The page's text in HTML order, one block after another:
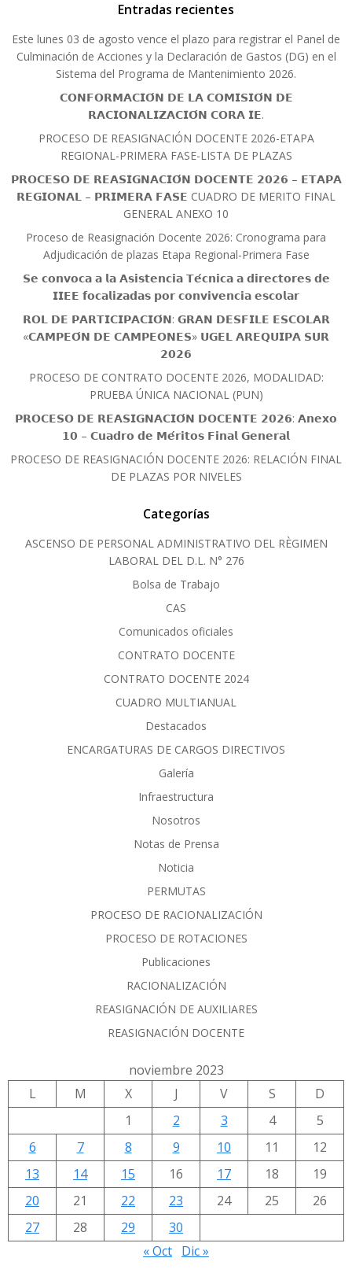
Entradas recientes
Este lunes 03 de agosto vence el plazo para registrar el Panel de
Culminación de Acciones y la Declaración de Gastos (DG) en el
Sistema del Programa de Mantenimiento 2026.
𝗖𝗢𝗡𝗙𝗢𝗥𝗠𝗔𝗖𝗜𝗢́𝗡 𝗗𝗘 𝗟𝗔 𝗖𝗢𝗠𝗜𝗦𝗜𝗢́𝗡 𝗗𝗘
𝗥𝗔𝗖𝗜𝗢𝗡𝗔𝗟𝗜𝗭𝗔𝗖𝗜𝗢́𝗡 𝗖𝗢𝗥𝗔 𝗜𝗘.
PROCESO DE REASIGNACIÓN DOCENTE 2026-ETAPA
REGIONAL-PRIMERA FASE-LISTA DE PLAZAS
𝗣𝗥𝗢𝗖𝗘𝗦𝗢 𝗗𝗘 𝗥𝗘𝗔𝗦𝗜𝗚𝗡𝗔𝗖𝗜𝗢́𝗡 𝗗𝗢𝗖𝗘𝗡𝗧𝗘 𝟮𝟬𝟮𝟲 – 𝗘𝗧𝗔𝗣𝗔
𝗥𝗘𝗚𝗜𝗢𝗡𝗔𝗟 – 𝗣𝗥𝗜𝗠𝗘𝗥𝗔 𝗙𝗔𝗦𝗘 CUADRO DE MERITO FINAL
GENERAL ANEXO 10
Proceso de Reasignación Docente 2026: Cronograma para
Adjudicación de plazas Etapa Regional-Primera Fase
𝗦𝗲 𝗰𝗼𝗻𝘃𝗼𝗰𝗮 𝗮 𝗹𝗮 𝗔𝘀𝗶𝘀𝘁𝗲𝗻𝗰𝗶𝗮 𝗧𝗲́𝗰𝗻𝗶𝗰𝗮 𝗮 𝗱𝗶𝗿𝗲𝗰𝘁𝗼𝗿𝗲𝘀 𝗱𝗲
𝗜𝗜𝗘𝗘 𝗳𝗼𝗰𝗮𝗹𝗶𝘇𝗮𝗱𝗮𝘀 𝗽𝗼𝗿 𝗰𝗼𝗻𝘃𝗶𝘃𝗲𝗻𝗰𝗶𝗮 𝗲𝘀𝗰𝗼𝗹𝗮𝗿
𝗥𝗢𝗟 𝗗𝗘 𝗣𝗔𝗥𝗧𝗜𝗖𝗜𝗣𝗔𝗖𝗜𝗢́𝗡: 𝗚𝗥𝗔𝗡 𝗗𝗘𝗦𝗙𝗜𝗟𝗘 𝗘𝗦𝗖𝗢𝗟𝗔𝗥
«𝗖𝗔𝗠𝗣𝗘𝗢́𝗡 𝗗𝗘 𝗖𝗔𝗠𝗣𝗘𝗢𝗡𝗘𝗦» 𝗨𝗚𝗘𝗟 𝗔𝗥𝗘𝗤𝗨𝗜𝗣𝗔 𝗦𝗨𝗥
𝟮𝟬𝟮𝟲
PROCESO DE CONTRATO DOCENTE 2026, MODALIDAD:
PRUEBA ÚNICA NACIONAL (PUN)
𝗣𝗥𝗢𝗖𝗘𝗦𝗢 𝗗𝗘 𝗥𝗘𝗔𝗦𝗜𝗚𝗡𝗔𝗖𝗜𝗢́𝗡 𝗗𝗢𝗖𝗘𝗡𝗧𝗘 𝟮𝟬𝟮𝟲: 𝗔𝗻𝗲𝘅𝗼
𝟭𝟬 – 𝗖𝘂𝗮𝗱𝗿𝗼 𝗱𝗲 𝗠𝗲́𝗿𝗶𝘁𝗼𝘀 𝗙𝗶𝗻𝗮𝗹 𝗚𝗲𝗻𝗲𝗿𝗮𝗹
PROCESO DE REASIGNACIÓN DOCENTE 2026: RELACIÓN FINAL
DE PLAZAS POR NIVELES
Categorías
ASCENSO DE PERSONAL ADMINISTRATIVO DEL RÈGIMEN
LABORAL DEL D.L. N° 276
Bolsa de Trabajo
CAS
Comunicados oficiales
CONTRATO DOCENTE
CONTRATO DOCENTE 2024
CUADRO MULTIANUAL
Destacados
ENCARGATURAS DE CARGOS DIRECTIVOS
Galería
Infraestructura
Nosotros
Notas de Prensa
Noticia
PERMUTAS
PROCESO DE RACIONALIZACIÓN
PROCESO DE ROTACIONES
Publicaciones
RACIONALIZACIÓN
REASIGNACIÓN DE AUXILIARES
REASIGNACIÓN DOCENTE
noviembre 2023
L
M X J V S
D
1
2 3 4
5
6
7 8 9 10 11
12
13
14 15 16 17 18
19
20
21 22 23 24 25
26
27
28 29
30
« Oct Dic »